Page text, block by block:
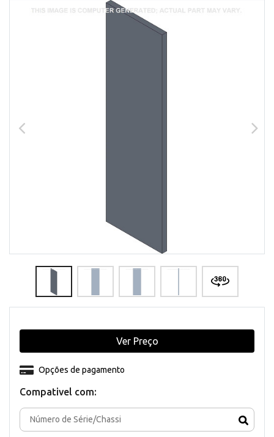
Compativel com:
Opções de pagamento
Ver Preço